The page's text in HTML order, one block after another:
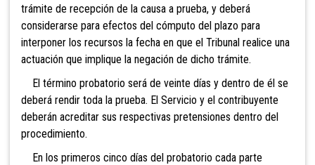
trámite de recepción de la causa a prueba, y deberá
considerarse para efectos del cómputo del plazo para
interponer los recursos la fecha en que el Tribunal realice una
actuación que implique la negación de dicho trámite.
El término probatorio será de veinte días y dentro de él se
deberá rendir toda la prueba. El Servicio y el contribuyente
deberán acreditar sus respectivas pretensiones dentro del
procedimiento.
En los primeros cinco días del probatorio cada parte